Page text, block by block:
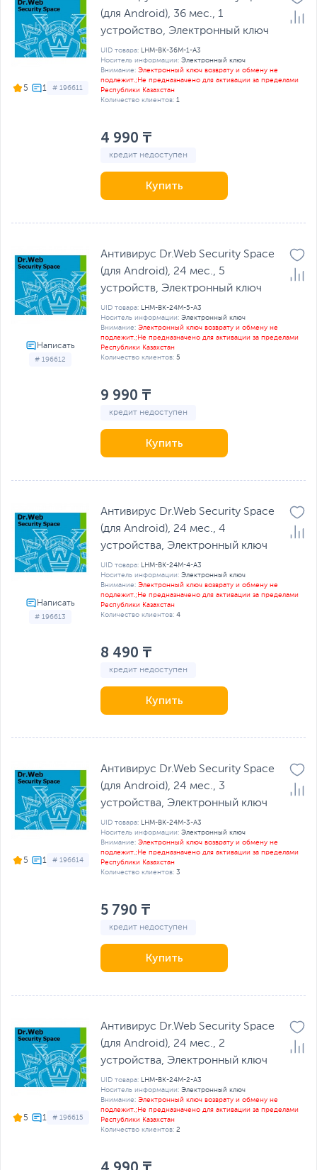
5 # 196611
(для Android), 36 мес., 1
устройство, Электронный ключ
UID товара: LHM-BK-36M-1-A3
Носитель информации: Электронный ключ
Внимание: Электронный ключ возврату и обмену не
подлежит.;Не предназначено для активации за пределами
Республики Казахстан
Количество клиентов: 1
4 990 ₸
кредит недоступен
Купить
# 196612
Антивирус Dr.Web Security Space
(для Android), 24 мес., 5
устройств, Электронный ключ
UID товара: LHM-BK-24M-5-A3
Носитель информации: Электронный ключ
Внимание: Электронный ключ возврату и обмену не
подлежит.;Не предназначено для активации за пределами
Республики Казахстан
Количество клиентов: 5
9 990 ₸
кредит недоступен
Купить
# 196613
Антивирус Dr.Web Security Space
(для Android), 24 мес., 4
устройства, Электронный ключ
UID товара: LHM-BK-24M-4-A3
Носитель информации: Электронный ключ
Внимание: Электронный ключ возврату и обмену не
подлежит.;Не предназначено для активации за пределами
Республики Казахстан
Количество клиентов: 4
8 490 ₸
кредит недоступен
Купить
5 # 196614
Антивирус Dr.Web Security Space
(для Android), 24 мес., 3
устройства, Электронный ключ
UID товара: LHM-BK-24M-3-A3
Носитель информации: Электронный ключ
Внимание: Электронный ключ возврату и обмену не
подлежит.;Не предназначено для активации за пределами
Республики Казахстан
Количество клиентов: 3
5 790 ₸
кредит недоступен
Купить
5 # 196615
Антивирус Dr.Web Security Space
(для Android), 24 мес., 2
устройства, Электронный ключ
UID товара: LHM-BK-24M-2-A3
Носитель информации: Электронный ключ
Внимание: Электронный ключ возврату и обмену не
подлежит.;Не предназначено для активации за пределами
Республики Казахстан
Количество клиентов: 2